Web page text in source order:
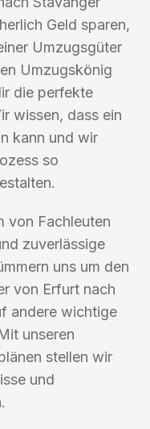
Geld sparen,
Umzugsgüter
Umzugskönig
die perfekte
wissen, dass ein
kann und wir
so
von Fachleuten
zuverlässige
uns um den
von Erfurt nach
andere wichtige
unseren
stellen wir
und